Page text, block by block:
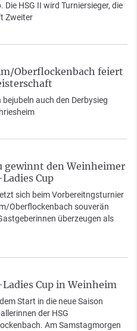
Die HSG II wird Turniersieger, die
Zweiter
Oberflockenbach feiert
bejubeln auch den Derbysieg
gewinnt den Weinheimer
Cup
sich beim Vorbereitngsturnier
Oberflockenbach souverän
überzeugen als
Cup in Weinheim
Start in die neue Saison
der HSG
Am Samstagmorgen